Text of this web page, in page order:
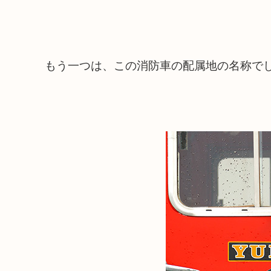
もう一つは、この消防車の配属地の名称で